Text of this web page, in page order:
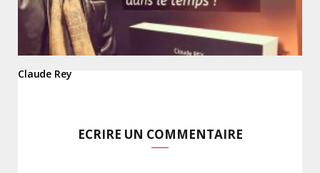
Claude Rey
ECRIRE UN COMMENTAIRE